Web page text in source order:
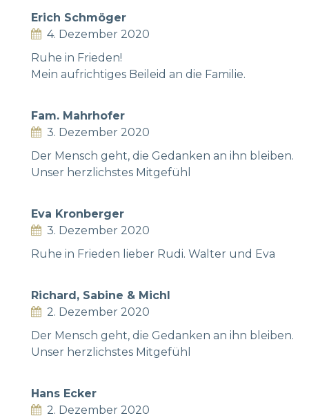
Erich Schmöger
4. Dezember 2020
Ruhe in Frieden!
Mein aufrichtiges Beileid an die Familie.
Fam. Mahrhofer
3. Dezember 2020
Der Mensch geht, die Gedanken an ihn bleiben.
Unser herzlichstes Mitgefühl
Eva Kronberger
3. Dezember 2020
Ruhe in Frieden lieber Rudi. Walter und Eva
Richard, Sabine & Michl
2. Dezember 2020
Der Mensch geht, die Gedanken an ihn bleiben.
Unser herzlichstes Mitgefühl
Hans Ecker
2. Dezember 2020